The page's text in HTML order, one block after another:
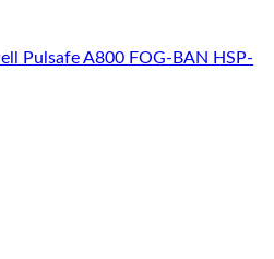
Pulsafe A800 FOG-BAN HSP-